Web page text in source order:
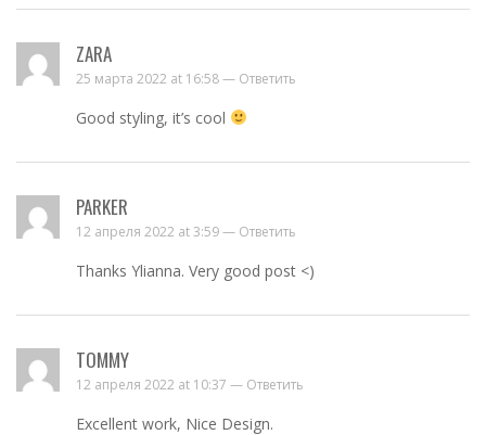
ZARA
25 марта 2022 at 16:58 — Ответить
Good styling, it’s cool
PARKER
12 апреля 2022 at 3:59 — Ответить
Thanks Ylianna. Very good post <)
TOMMY
12 апреля 2022 at 10:37 — Ответить
Excellent work, Nice Design.